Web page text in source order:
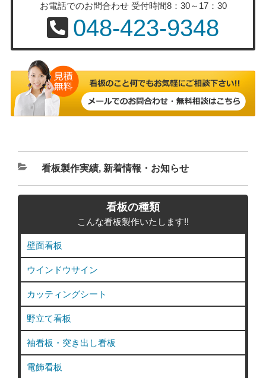
お電話でのお問合わせ 受付時間8：30～17：30
048-423-9348
カ
テ
看板製作実績, 新着情報・お知らせ
看板の種類
こんな看板製作いたします!!
壁面看板
ウインドウサイン
カッティングシート
野立て看板
袖看板・突き出し看板
電飾看板